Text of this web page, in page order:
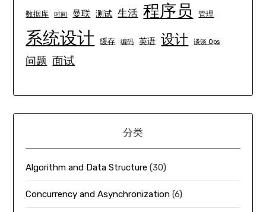
数据库 时间 曼联 测试 生活 程序员 管理
系统设计 缓存 编码 英语 设计 谈谈 Ops
问题 面试
分类
Algorithm and Data Structure (30)
Concurrency and Asynchronization (6)